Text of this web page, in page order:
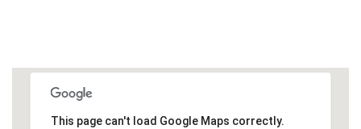
This page can't load Google Maps correctly.